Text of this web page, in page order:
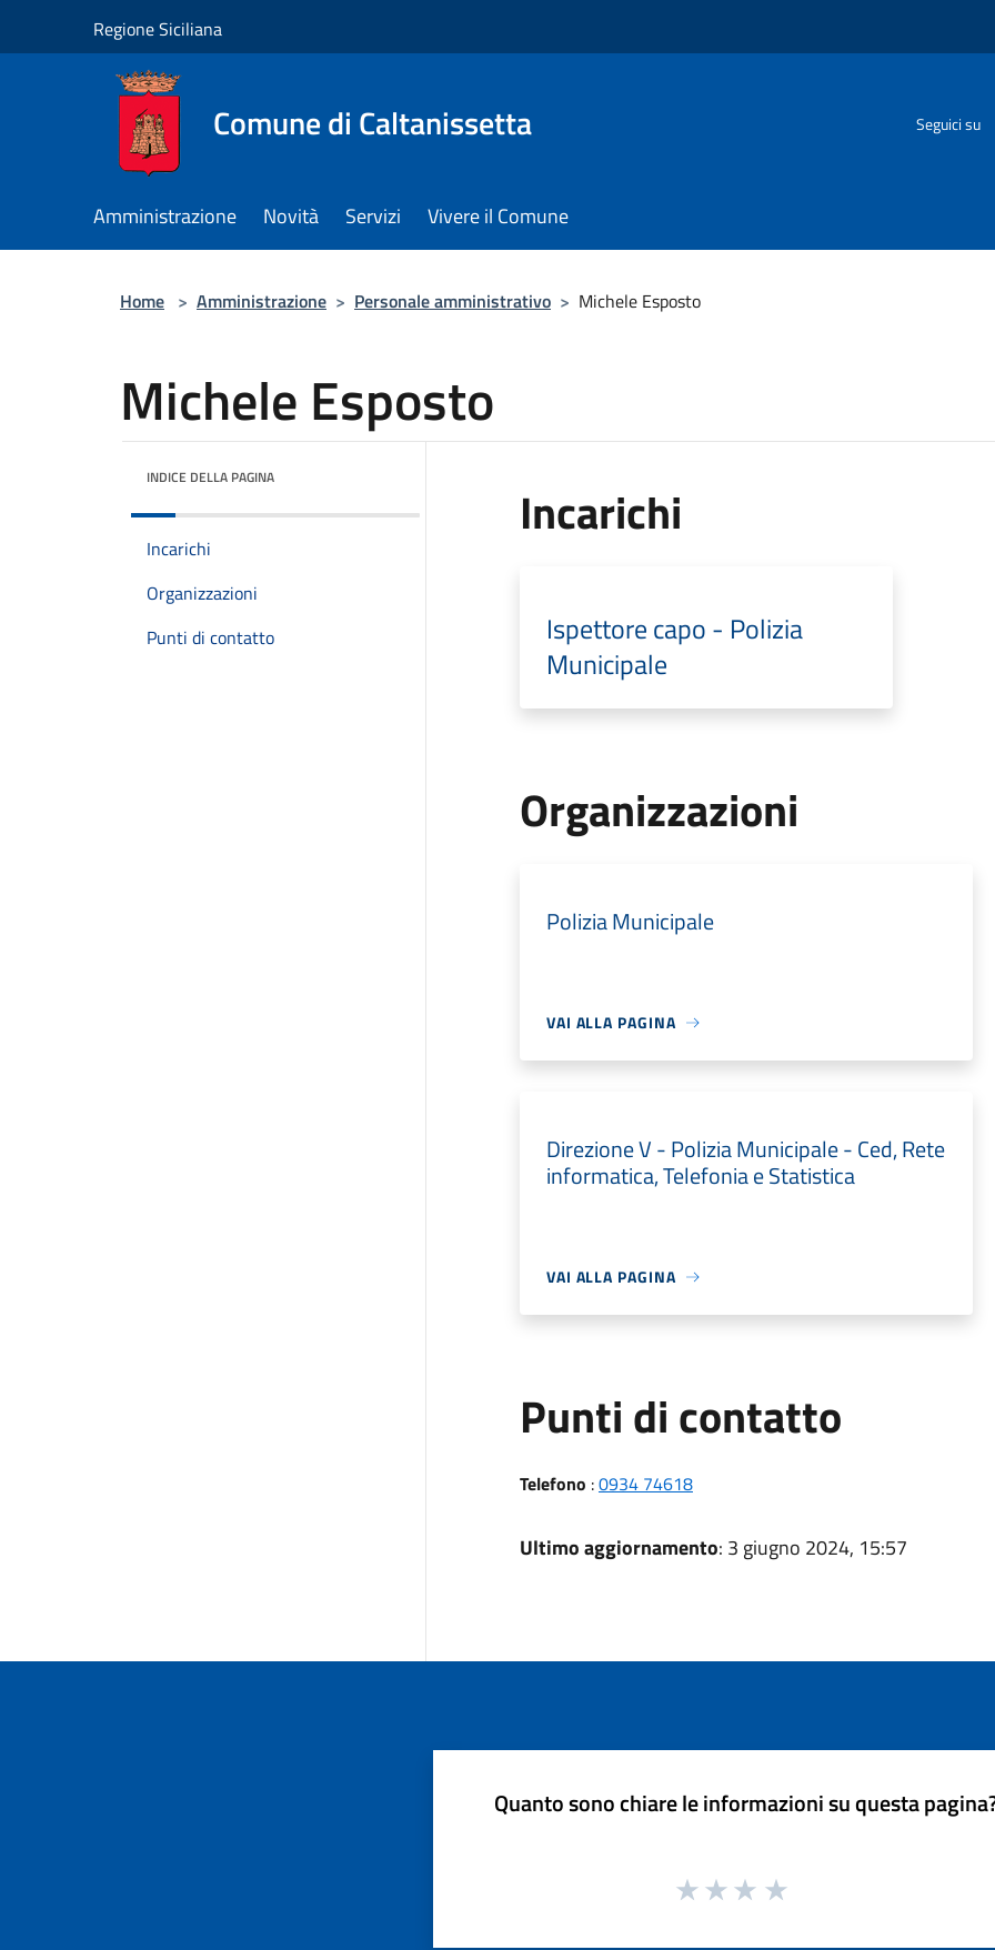
Regione Siciliana
Comune di Caltanissetta Seguici su
Amministrazione Novità Servizi Vivere il Comune
Home > Amministrazione > Personale amministrativo > Michele Esposto
Michele Esposto
INDICE DELLA PAGINA
Incarichi
Organizzazioni
Punti di contatto
Incarichi
Ispettore capo - Polizia
Municipale
Organizzazioni
Polizia Municipale
VAI ALLA PAGINA
Direzione V - Polizia Municipale - Ced, Rete
informatica, Telefonia e Statistica
VAI ALLA PAGINA
Punti di contatto
Telefono :0934 74618
Ultimo aggiornamento: 3 giugno 2024, 15:57
Quanto sono chiare le informazioni su questa